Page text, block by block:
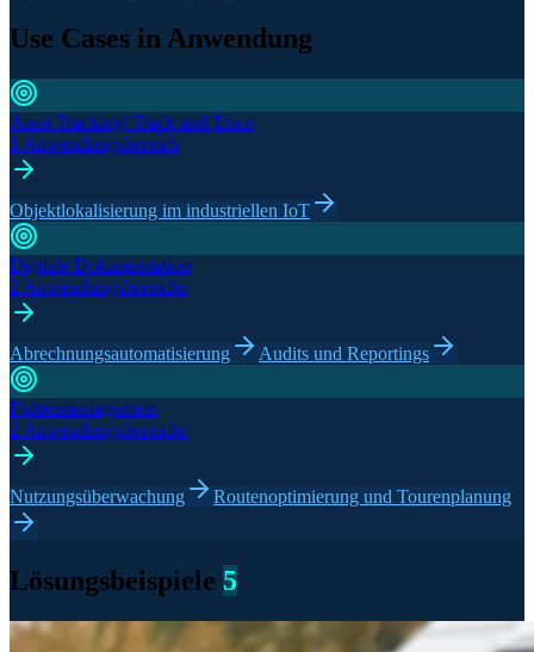
Use Cases in Anwendung
Asset Tracking/ Track and Trace
1 Anwendungsbereich
Objektlokalisierung im industriellen IoT
Digitale Dokumentation
2 Anwendungsbereiche
Abrechnungsautomatisierung Audits und Reportings
Flottenmanagement
2 Anwendungsbereiche
Nutzungsüberwachung Routenoptimierung und Tourenplanung
Lösungsbeispiele 5